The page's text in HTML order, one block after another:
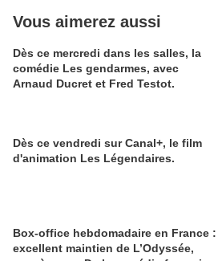
Vous aimerez aussi
Dès ce mercredi dans les salles, la
comédie Les gendarmes, avec
Arnaud Ducret et Fred Testot.
Dès ce vendredi sur Canal+, le film
d'animation Les Légendaires.
Box-office hebdomadaire en France :
excellent maintien de L’Odyssée,